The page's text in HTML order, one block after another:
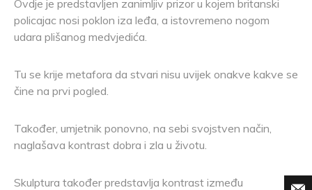
Ovdje je predstavljen zanimljiv prizor u kojem britanski
policajac nosi poklon iza leđa, a istovremeno nogom
udara plišanog medvjedića.
Tu se krije metafora da stvari nisu uvijek onakve kakve se
čine na prvi pogled.
Također, umjetnik ponovno, na sebi svojstven način,
naglašava kontrast dobra i zla u životu.
Skulptura također predstavlja kontrast između